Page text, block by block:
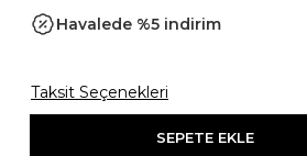
Havalede %5 indirim
Taksit Seçenekleri
SEPETE EKLE